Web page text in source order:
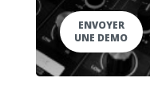
ENVOYER
UNE DEMO